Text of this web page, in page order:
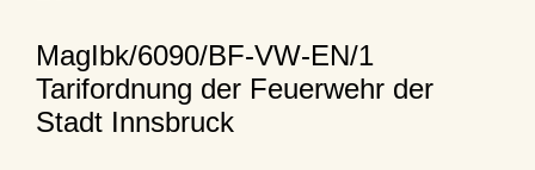
MagIbk/6090/BF-VW-EN/1
Tarifordnung der Feuerwehr der
Stadt Innsbruck